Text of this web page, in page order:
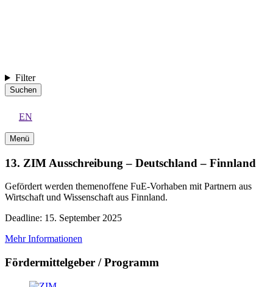
Filter
Suchen
EN
Menü
13. ZIM Ausschreibung – Deutschland – Finnland
Gefördert werden themenoffene FuE-Vorhaben mit Partnern aus
Wirtschaft und Wissenschaft aus Finnland.
Deadline: 15. September 2025
Mehr Informationen
Fördermittelgeber / Programm